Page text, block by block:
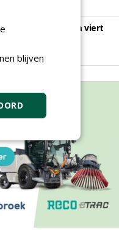
Symposium viert
18 september 2026
blijven